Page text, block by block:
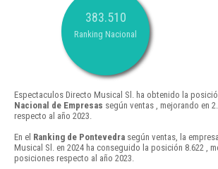
383.510
Ranking Nacional
Espectaculos Directo Musical Sl. ha obtenido la
Nacional de Empresas según ventas , mejorando en
respecto al año 2023.
En el Ranking de Pontevedra según ventas, la
Musical Sl. en 2024 ha conseguido la posición 8.622 ,
posiciones respecto al año 2023.